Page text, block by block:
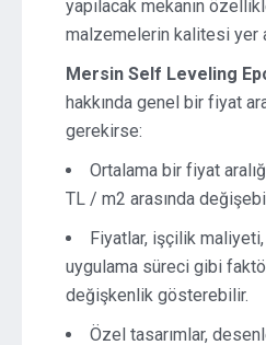
yapılacak mekanın
malzemelerin kalitesi yer
Mersin Self Leveling
hakkında genel bir fiyat
gerekirse:
Ortalama bir fiyat
TL / m2 arasında
Fiyatlar, işçilik
uygulama süreci gibi
değişkenlik gösterebilir.
Özel tasarımlar,